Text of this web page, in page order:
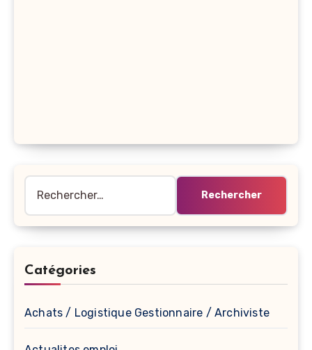
Catégories
Achats / Logistique Gestionnaire / Archiviste